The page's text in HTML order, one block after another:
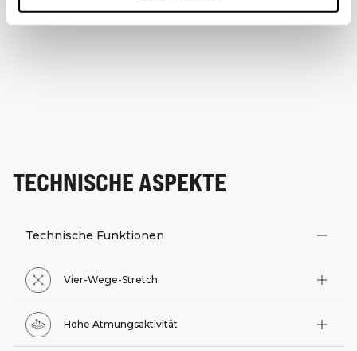
TECHNISCHE ASPEKTE
Technische Funktionen
Vier-Wege-Stretch
Hohe Atmungsaktivität